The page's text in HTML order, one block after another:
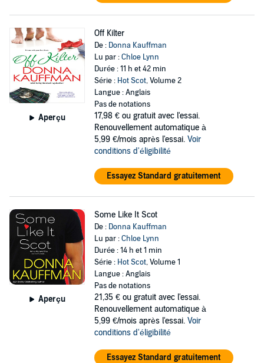
Aperçu
Off Kilter
De : Donna Kauffman
Lu par :Chloe Lynn
Durée : 11 h et 42 min
Série : Hot Scot, Volume 2
Langue : Anglais
Pas de notations
17,98 € ou gratuit avec l'essai.
Renouvellement automatique à
5,99 €/mois après l'essai. Voir
conditions d'éligibilité
Essayez Standard gratuitement
Aperçu
Some Like It Scot
De : Donna Kauffman
Lu par :Chloe Lynn
Durée : 14 h et 1 min
Série : Hot Scot, Volume 1
Langue : Anglais
Pas de notations
21,35 € ou gratuit avec l'essai.
Renouvellement automatique à
5,99 €/mois après l'essai. Voir
conditions d'éligibilité
Essayez Standard gratuitement